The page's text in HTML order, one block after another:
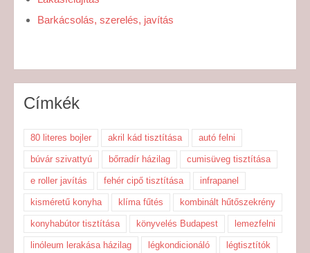
Barkácsolás, szerelés, javítás
Címkék
80 literes bojler akril kád tisztítása autó felni
búvár szivattyú bőrradír házilag cumisüveg tisztítása
e roller javítás fehér cipő tisztítása infrapanel
kisméretű konyha klíma fűtés kombinált hűtőszekrény
konyhabútor tisztítása könyvelés Budapest lemezfelni
linóleum lerakása házilag légkondicionáló légtisztítók